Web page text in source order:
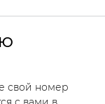
свой номер